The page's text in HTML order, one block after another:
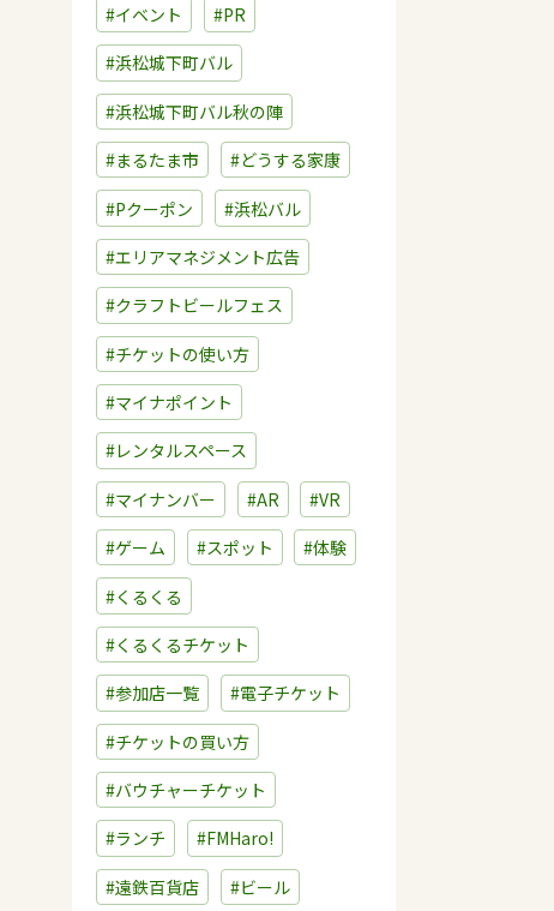
#イベント #PR
#浜松城下町バル
#浜松城下町バル秋の陣
#まるたま市 #どうする家康
#Pクーポン #浜松バル
#エリアマネジメント広告
#クラフトビールフェス
#チケットの使い方
#マイナポイント
#レンタルスペース
#マイナンバー #AR #VR
#ゲーム #スポット #体験
#くるくる
#くるくるチケット
#参加店一覧 #電子チケット
#チケットの買い方
#バウチャーチケット
#ランチ #FMHaro!
#遠鉄百貨店 #ビール